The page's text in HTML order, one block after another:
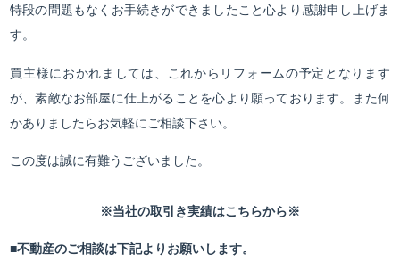
特段の問題もなくお手続きができましたこと心より感謝申し上げま
す。
買主様におかれましては、これからリフォームの予定となります
が、素敵なお部屋に仕上がることを心より願っております。また何
かありましたらお気軽にご相談下さい。
この度は誠に有難うございました。
※当社の取引き実績はこちらから※
■不動産のご相談は下記よりお願いします。